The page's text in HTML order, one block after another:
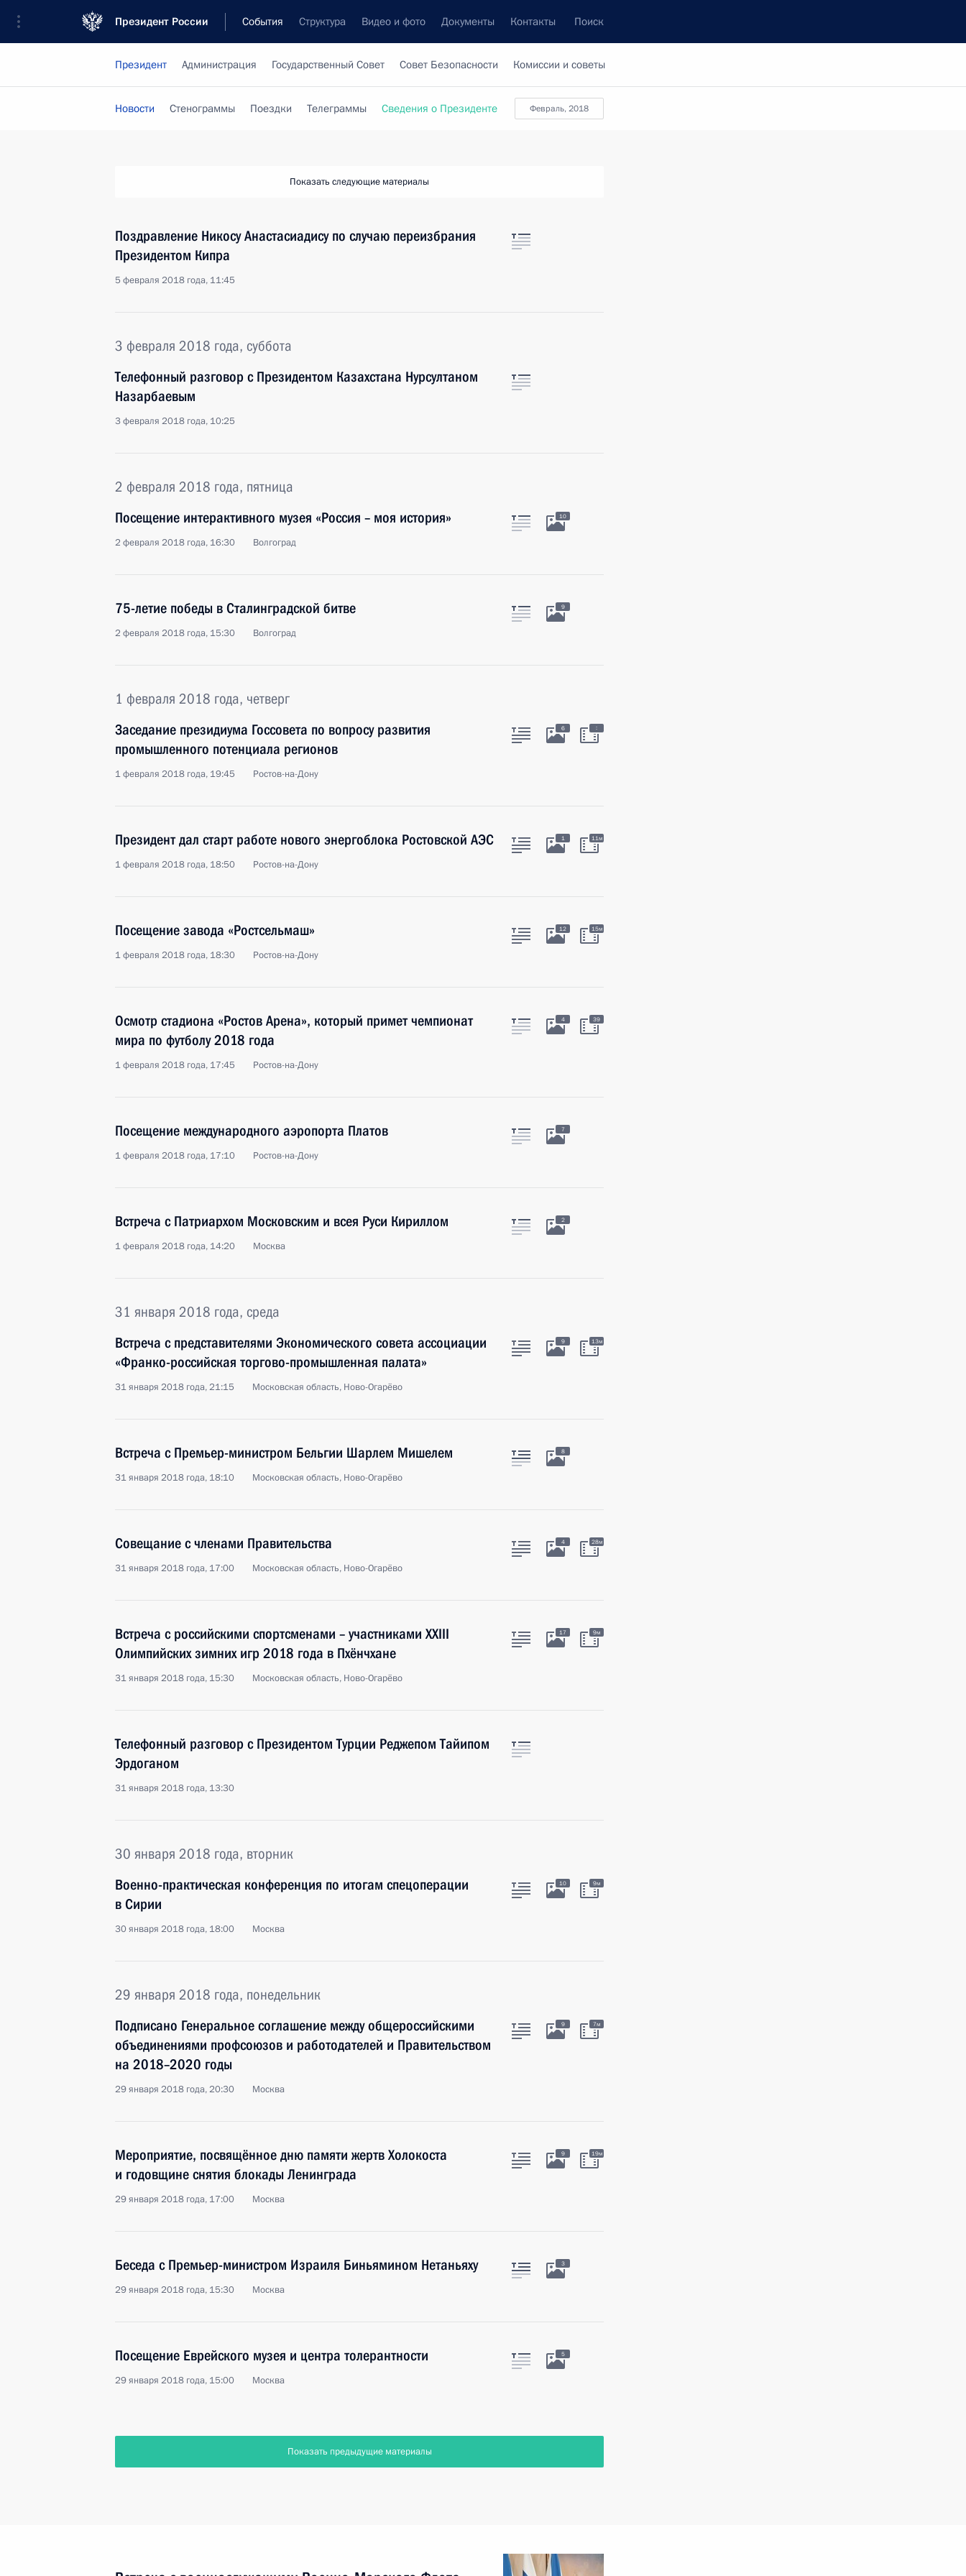
Президент России События Структура Видео и фото Документы Контакты Поиск
Президент Администрация Государственный Совет Совет Безопасности Комиссии и советы
февраль, 2018
Новости Стенограммы Поездки Телеграммы Сведения о Президенте
Показать следующие материалы
Поздравление Никосу Анастасиадису по случаю переизбрания
Президентом Кипра
5 февраля 2018 года, 11:45
3 февраля 2018 года, суббота
Телефонный разговор с Президентом Казахстана Нурсултаном
Назарбаевым
3 февраля 2018 года, 10:25
2 февраля 2018 года, пятница
Посещение интерактивного музея «Россия – моя история»
2 февраля 2018 года, 16:30 Волгоград
10
75-летие победы в Сталинградской битве
2 февраля 2018 года, 15:30 Волгоград
9
1 февраля 2018 года, четверг
Заседание президиума Госсовета по вопросу развития
промышленного потенциала регионов
1 февраля 2018 года, 19:45 Ростов-на-Дону
6 :
Президент дал старт работе нового энергоблока Ростовской АЭС
1 февраля 2018 года, 18:50 Ростов-на-Дону
1 11м
Посещение завода «Ростсельмаш»
1 февраля 2018 года, 18:30 Ростов-на-Дону
12 15м
Осмотр стадиона «Ростов Арена», который примет чемпионат
мира по футболу 2018 года
1 февраля 2018 года, 17:45 Ростов-на-Дону
4 39
Посещение международного аэропорта Платов
1 февраля 2018 года, 17:10 Ростов-на-Дону
7
Встреча с Патриархом Московским и всея Руси Кириллом
1 февраля 2018 года, 14:20 Москва
2
31 января 2018 года, среда
Встреча с представителями Экономического совета ассоциации
«Франко-российская торгово-промышленная палата»
31 января 2018 года, 21:15 Московская область, Ново-Огарёво
9 13м
Встреча с Премьер-министром Бельгии Шарлем Мишелем
31 января 2018 года, 18:10 Московская область, Ново-Огарёво
8
Совещание с членами Правительства
31 января 2018 года, 17:00 Московская область, Ново-Огарёво
4 28м
Встреча с российскими спортсменами – участниками XXIII
Олимпийских зимних игр 2018 года в Пхёнчхане
31 января 2018 года, 15:30 Московская область, Ново-Огарёво
17 9м
Телефонный разговор с Президентом Турции Реджепом Тайипом
Эрдоганом
31 января 2018 года, 13:30
30 января 2018 года, вторник
Военно-практическая конференция по итогам спецоперации
в Сирии
30 января 2018 года, 18:00 Москва
10 9м
29 января 2018 года, понедельник
Подписано Генеральное соглашение между общероссийскими
объединениями профсоюзов и работодателей и Правительством
на 2018–2020 годы
29 января 2018 года, 20:30 Москва
9 7м
Мероприятие, посвящённое дню памяти жертв Холокоста
и годовщине снятия блокады Ленинграда
29 января 2018 года, 17:00 Москва
9 19м
Беседа с Премьер-министром Израиля Биньямином Нетаньяху
29 января 2018 года, 15:30 Москва
3
Посещение Еврейского музея и центра толерантности
29 января 2018 года, 15:00 Москва
5
Показать предыдущие материалы